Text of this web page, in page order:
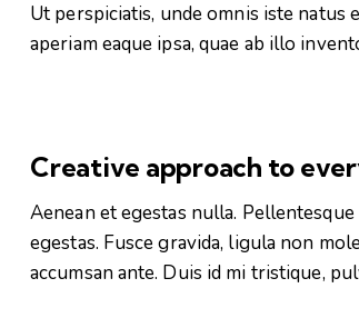
Ut perspiciatis, unde omnis iste
aperiam eaque ipsa, quae ab illo
Creative approach to
Aenean et egestas nulla.
egestas. Fusce gravida, ligula non
accumsan ante. Duis id mi tristique,